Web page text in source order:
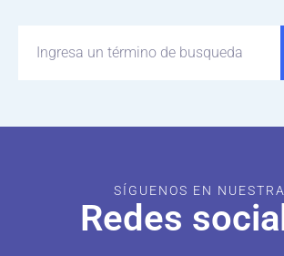
SÍGUENOS EN
Redes